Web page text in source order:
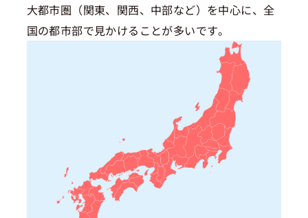
大都市圏（関東、関西、中部など）を中心に、全
国の都市部で見かけることが多いです。